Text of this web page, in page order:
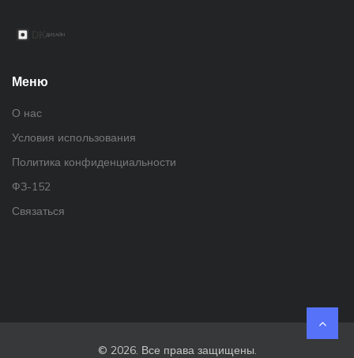
Меню
О нас
Условия использования
Политика конфиденциальности
ФЗ-152
Связаться
© 2026. Все права защищены.